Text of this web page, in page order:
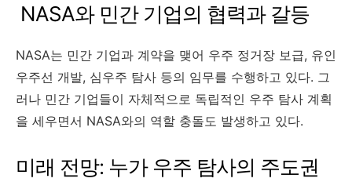
NASA와 민간 기업의 협력과 갈등
NASA는 민간 기업과 계약을 맺어 우주 정거장 보급, 유인
우주선 개발, 심우주 탐사 등의 임무를 수행하고 있다. 그
러나 민간 기업들이 자체적으로 독립적인 우주 탐사 계획
을 세우면서 NASA와의 역할 충돌도 발생하고 있다.
미래 전망: 누가 우주 탐사의 주도권